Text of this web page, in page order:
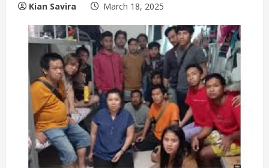
Kian Savira March 18, 2025